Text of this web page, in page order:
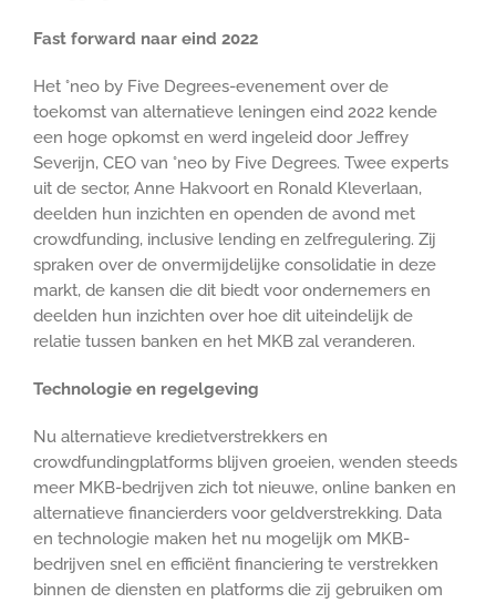
Fast forward naar eind 2022
Het °neo by Five Degrees-evenement over de
toekomst van alternatieve leningen eind 2022 kende
een hoge opkomst en werd ingeleid door Jeffrey
Severijn, CEO van °neo by Five Degrees. Twee experts
uit de sector, Anne Hakvoort en Ronald Kleverlaan,
deelden hun inzichten en openden de avond met
crowdfunding, inclusive lending en zelfregulering. Zij
spraken over de onvermijdelijke consolidatie in deze
markt, de kansen die dit biedt voor ondernemers en
deelden hun inzichten over hoe dit uiteindelijk de
relatie tussen banken en het MKB zal veranderen.
Technologie en regelgeving
Nu alternatieve kredietverstrekkers en
crowdfundingplatforms blijven groeien, wenden steeds
meer MKB-bedrijven zich tot nieuwe, online banken en
alternatieve financierders voor geldverstrekking. Data
en technologie maken het nu mogelijk om MKB-
bedrijven snel en efficiënt financiering te verstrekken
binnen de diensten en platforms die zij gebruiken om